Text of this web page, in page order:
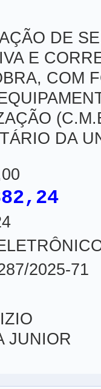
DE
E
COM
DA
2025-71
JUNIOR